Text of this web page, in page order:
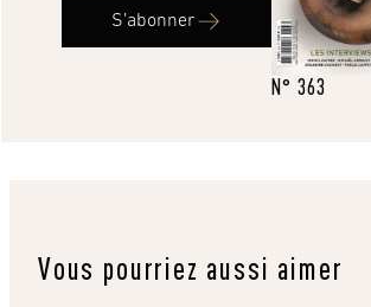
S’abonner
N° 363
Vous pourriez aussi aimer